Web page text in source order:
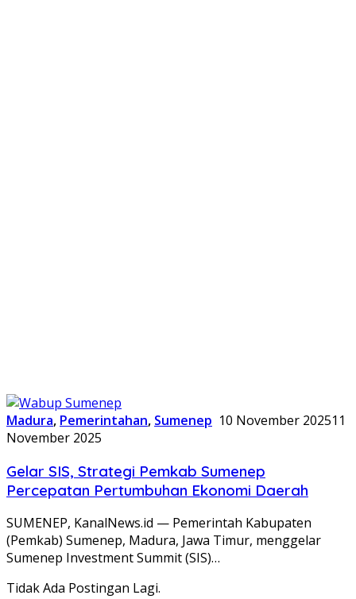
Madura, Pemerintahan, Sumenep 10 November 202511
November 2025
Gelar SIS, Strategi Pemkab Sumenep
Percepatan Pertumbuhan Ekonomi Daerah
SUMENEP, KanalNews.id — Pemerintah Kabupaten
(Pemkab) Sumenep, Madura, Jawa Timur, menggelar
Sumenep Investment Summit (SIS)…
Tidak Ada Postingan Lagi.